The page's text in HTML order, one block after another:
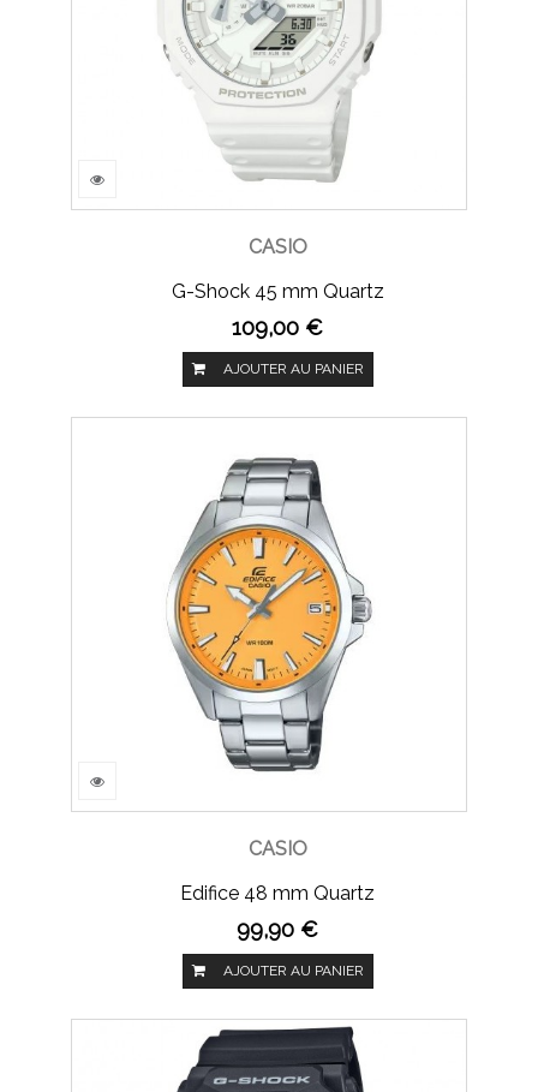
CASIO
G-Shock 45 mm Quartz
109,00 €
AJOUTER AU PANIER
CASIO
Edifice 48 mm Quartz
99,90 €
AJOUTER AU PANIER